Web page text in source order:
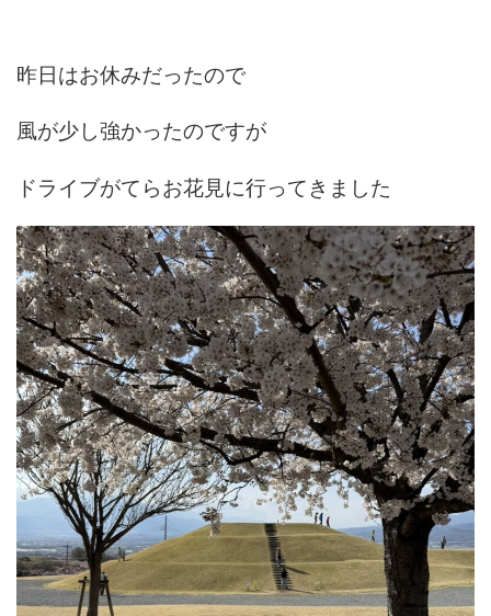
昨日はお休みだったので
風が少し強かったのですが
ドライブがてらお花見に行ってきました